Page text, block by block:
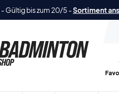
- Gültig bis zum 20/5 -Sortiment